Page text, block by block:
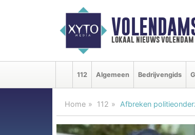
lokaal nieuws volendam
112 Algemeen Bedrijvengids
Home 112 Afbreken